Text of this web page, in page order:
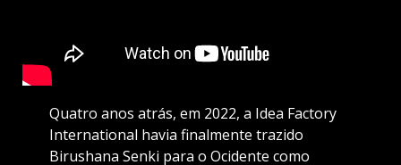
Quatro anos atrás, em 2022, a Idea Factory
International havia finalmente trazido
Birushana Senki para o Ocidente como